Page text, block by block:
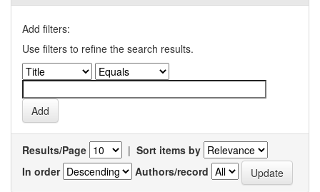
Add filters:
Use filters to refine the search results.
Results/Page | Sort items by
In order
Authors/record